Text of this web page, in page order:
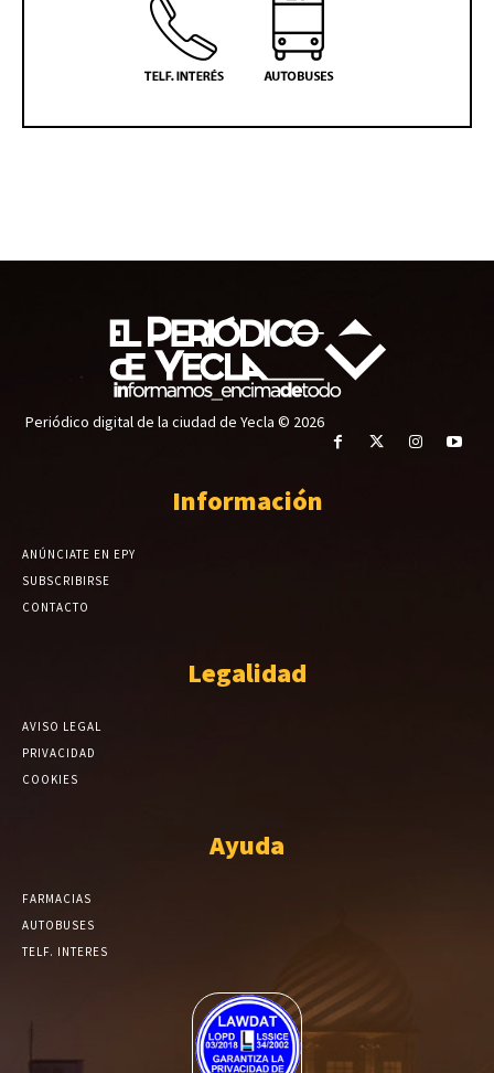
Periódico digital de la ciudad de Yecla © 2026
Información
ANÚNCIATE EN EPY
SUBSCRIBIRSE
CONTACTO
Legalidad
AVISO LEGAL
PRIVACIDAD
COOKIES
Ayuda
FARMACIAS
AUTOBUSES
TELF. INTERES